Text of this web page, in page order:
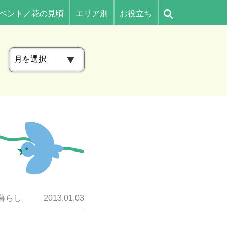
ント／花の見頃 エリア別 お役立ち
ア
ー
ブ
らし 2013.01.03